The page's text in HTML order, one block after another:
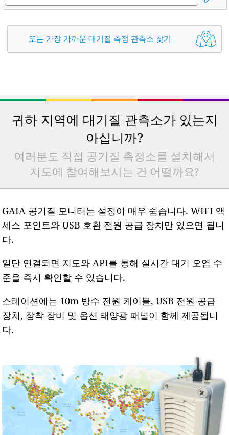
또는 가장 가까운 대기질 측정 관측소 찾기
귀하 지역에 대기질 관측소가 있는지
아십니까?
여러분도 직접 공기질 측정소를 설치해서
지도에 참여해보시는 건 어떨까요?
GAIA 공기질 모니터는 설정이 매우 쉽습니다. WIFI 액
세스 포인트와 USB 호환 전원 공급 장치만 있으면 됩니
다.
일단 연결되면 지도와 API를 통해 실시간 대기 오염 수
준을 즉시 확인할 수 있습니다.
스테이션에는 10m 방수 전원 케이블, USB 전원 공급
장치, 장착 장비 및 옵션 태양광 패널이 함께 제공됩니
다.